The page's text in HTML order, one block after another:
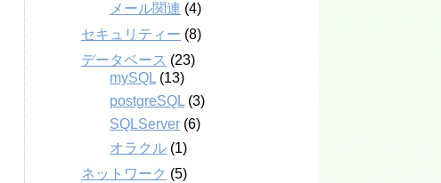
メール関連 (4)
セキュリティー (8)
データベース (23)
mySQL (13)
postgreSQL (3)
SQLServer (6)
オラクル (1)
ネットワーク (5)